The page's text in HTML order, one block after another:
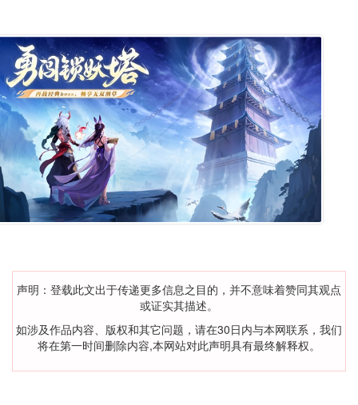
声明：登载此文出于传递更多信息之目的，并不意味着赞同其观点
或证实其描述。
如涉及作品内容、版权和其它问题，请在30日内与本网联系，我们
将在第一时间删除内容,本网站对此声明具有最终解释权。